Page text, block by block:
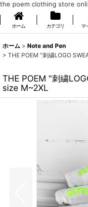
the poem clothing store
ホーム カテゴリ マ
ホーム > Note and Pen
> THE POEM "刺繍LOGO
THE POEM "刺繍
size M~2XL